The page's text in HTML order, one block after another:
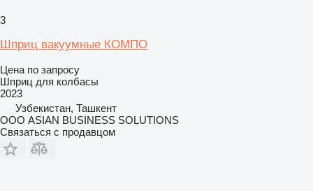
3
Шприц вакуумные КОМПО
Цена по запросу
Шприц для колбасы
2023
Узбекистан, Ташкент
ООО ASIAN BUSINESS SOLUTIONS
Связаться с продавцом